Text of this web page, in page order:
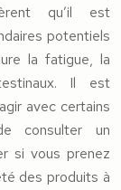
qu’il est
potentiels
la fatigue, la
Il est
avec certains
consulter un
si vous prenez
des produits à